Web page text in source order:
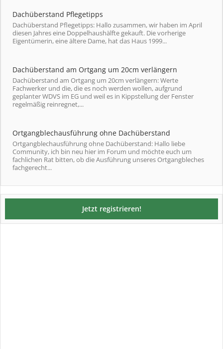
Dachüberstand Pflegetipps
Dachüberstand Pflegetipps: Hallo zusammen, wir haben im April
diesen Jahres eine Doppelhaushälfte gekauft. Die vorherige
Eigentümerin, eine ältere Dame, hat das Haus 1999...
Dachüberstand am Ortgang um 20cm verlängern
Dachüberstand am Ortgang um 20cm verlängern: Werte
Fachwerker und die, die es noch werden wollen, aufgrund
geplanter WDVS im EG und weil es in Kippstellung der Fenster
regelmäßig reinregnet,...
Ortgangblechausführung ohne Dachüberstand
Ortgangblechausführung ohne Dachüberstand: Hallo liebe
Community, ich bin neu hier im Forum und möchte euch um
fachlichen Rat bitten, ob die Ausführung unseres Ortgangbleches
fachgerecht...
Jetzt registrieren!